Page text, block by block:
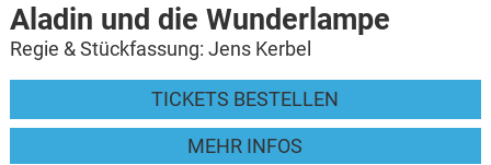
Aladin und die Wunderlampe
Regie & Stückfassung: Jens Kerbel
TICKETS BESTELLEN
MEHR INFOS